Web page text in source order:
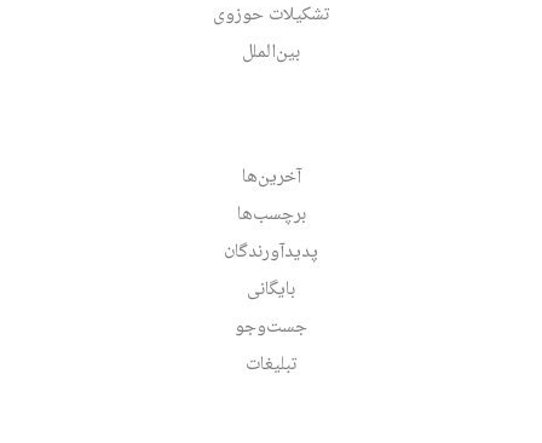
تشکیلات حوزوی
بین‌الملل
آخرین‌ها
برچسب‌ها
پدیدآورندگان
بایگانی
جست‌وجو
تبلیغات